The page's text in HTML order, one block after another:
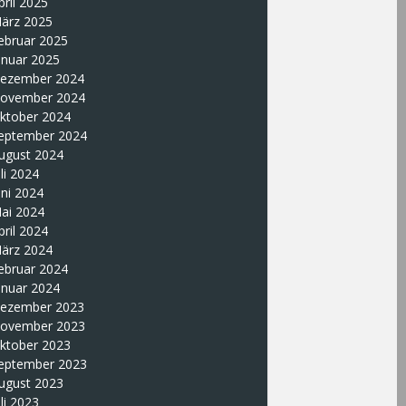
2025
2025
2025
2024
2024
2024
2024
2024
2024
2024
2024
2024
2024
2024
2024
2023
2023
2023
2023
2023
2023